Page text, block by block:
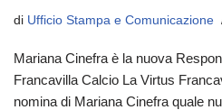
di Ufficio Stampa e Comunicazione
Mariana Cinefra è la nuova
Francavilla Calcio La Virtus
nomina di Mariana Cinefra quale